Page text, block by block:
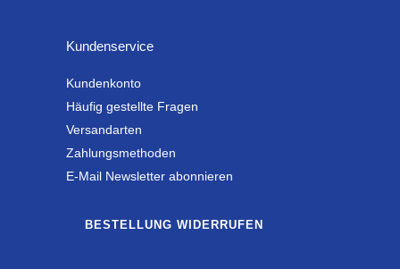
Kundenservice
Kundenkonto
Häufig gestellte Fragen
Versandarten
Zahlungsmethoden
E-Mail Newsletter abonnieren
BESTELLUNG WIDERRUFEN